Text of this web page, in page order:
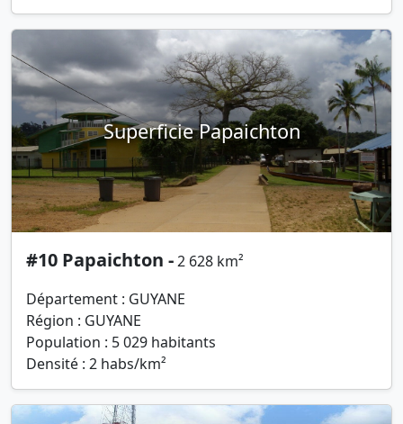
Superficie Papaichton
#10 Papaichton -2 628 km²
Département : GUYANE
Région : GUYANE
Population : 5 029 habitants
Densité : 2 habs/km²